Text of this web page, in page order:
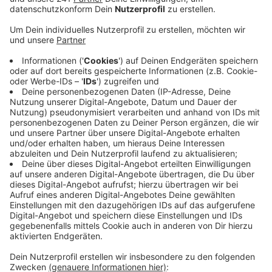
Anzeige
So war bereits beschlossen worden, dass ab 2022 die
Fahrgäste nicht mehr weiter durch Preiserhöhungen
belastet werden sollen. Jetzt ging es im
Verkehrsausschuss um die Finanzierung. Öffentliche
Mittel wie Steuern wären eine Möglichkeit. Auch der
Bund könnte mehr geben oder die Arbeitgeber in der
Region. Erst zum Jahresbeginn waren die Tickets um
2,5 Prozent teurer geworden, auch 2021 steht eine
Erhöhung an. Es wird auch gefordert die Infrastruktur
im VRS zu verbessern.